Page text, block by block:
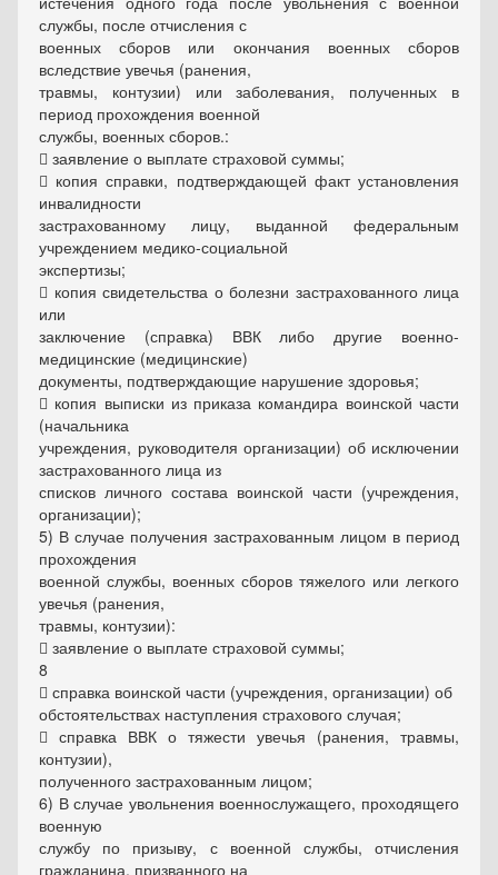
службы, после отчисления с
военных сборов или окончания военных сборов
вследствие увечья (ранения,
травмы, контузии) или заболевания, полученных в
период прохождения военной
службы, военных сборов.:
 заявление о выплате страховой суммы;
 копия справки, подтверждающей факт установления
инвалидности
застрахованному лицу, выданной федеральным
учреждением медико-социальной
экспертизы;
 копия свидетельства о болезни застрахованного лица
или
заключение (справка) ВВК либо другие военно-
медицинские (медицинские)
документы, подтверждающие нарушение здоровья;
 копия выписки из приказа командира воинской части
(начальника
учреждения, руководителя организации) об исключении
застрахованного лица из
списков личного состава воинской части (учреждения,
организации);
5) В случае получения застрахованным лицом в период
прохождения
военной службы, военных сборов тяжелого или легкого
увечья (ранения,
травмы, контузии):
 заявление о выплате страховой суммы;
8
 справка воинской части (учреждения, организации) об
обстоятельствах наступления страхового случая;
 справка ВВК о тяжести увечья (ранения, травмы,
контузии),
полученного застрахованным лицом;
6) В случае увольнения военнослужащего, проходящего
военную
службу по призыву, с военной службы, отчисления
гражданина, призванного на